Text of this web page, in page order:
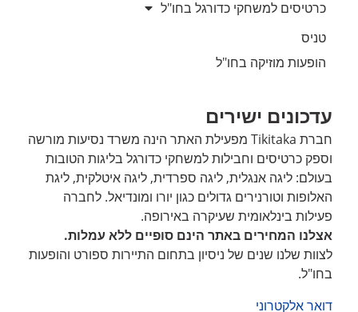
כרטיסים למשחקי כדורגל בחו"ל
טניס
הופעות מוזיקה בחו"ל
עדכונים ישירים
חברת Tikitaka מפעילת האתר הינה משרד נסיעות מורשה
וספק כרטיסים וחבילות למשחקי כדורגל בליגות הטובות
בעולם: ליגה אנגלית, ליגה ספרדית, ליגה איטלקית, ליגת
האלופות וטורנירים גדולים כגון יורו ומונדיאל. לחברה
פעילות בינלאומית שעיקרה באירופה.
אצלנו המחירים באתר הינם סופיים ללא עמלות.
לצוות שלנו שנים של ניסיון בתחום התיירות ספורט והופעות
בחו"ל.
דואר אלקטרוני